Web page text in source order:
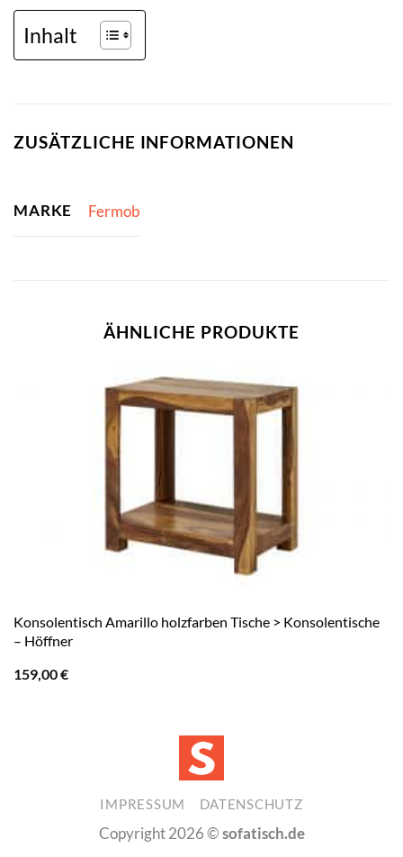
Inhalt
ZUSÄTZLICHE INFORMATIONEN
MARKE Fermob
ÄHNLICHE PRODUKTE
Konsolentisch Amarillo holzfarben Tische > Konsolentische
– Höffner
159,00€
IMPRESSUM DATENSCHUTZ
Copyright 2026 ©sofatisch.de